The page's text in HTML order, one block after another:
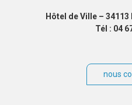
Hôtel de Ville –
Tél : 04
nous